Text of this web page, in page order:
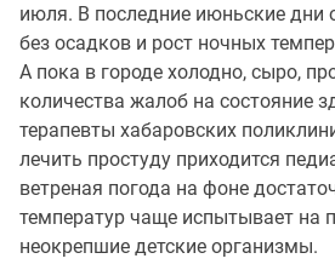
июля. В последние июньские дни
без осадков и рост ночных
А пока в городе холодно, сыро,
количества жалоб на состояние
терапевты хабаровских
лечить простуду приходится
ветреная погода на фоне
температур чаще испытывает на
неокрепшие детские организмы.